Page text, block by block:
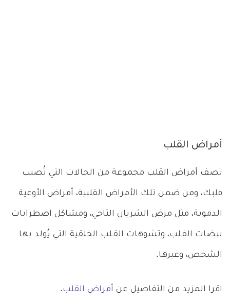
أمراض القلب
تصف أمراض القلب مجموعة من الحالات التي تُصيب
قلبك، ومن ضمن تلك الأمراض القلبية، أمراض الأوعية
الدموية، مثل مرض الشريان التاجي، ومشاكل اضطرابات
نبضات القـلب، وتشوهات القـلب الخلقية التي يُولد بها
الشخص، وغيرها.
اقرا المزيد من التفاصيل عن أمراض القلب.